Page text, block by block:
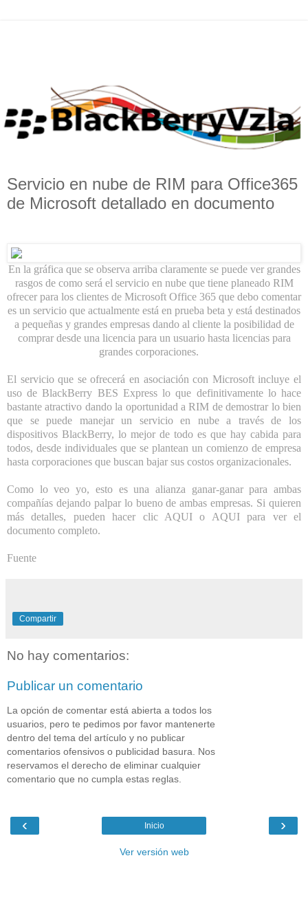
Servicio en nube de RIM para Office365
de Microsoft detallado en documento
En la gráfica que se observa arriba claramente se puede ver grandes
rasgos de como será el servicio en nube que tiene planeado RIM
ofrecer para los clientes de Microsoft Office 365 que debo comentar
es un servicio que actualmente está en prueba beta y está destinados
a pequeñas y grandes empresas dando al cliente la posibilidad de
comprar desde una licencia para un usuario hasta licencias para
grandes corporaciones.
El servicio que se ofrecerá en asociación con Microsoft incluye el
uso de BlackBerry BES Express lo que definitivamente lo hace
bastante atractivo dando la oportunidad a RIM de demostrar lo bien
que se puede manejar un servicio en nube a través de los
dispositivos BlackBerry, lo mejor de todo es que hay cabida para
todos, desde individuales que se plantean un comienzo de empresa
hasta corporaciones que buscan bajar sus costos organizacionales.
Como lo veo yo, esto es una alianza ganar-ganar para ambas
compañías dejando palpar lo bueno de ambas empresas. Si quieren
más detalles, pueden hacer clic AQUI o AQUIpara ver el
documento completo.
Fuente
Compartir
No hay comentarios:
Publicar un comentario
La opción de comentar está abierta a todos los
usuarios, pero te pedimos por favor mantenerte
dentro del tema del artículo y no publicar
comentarios ofensivos o publicidad basura. Nos
reservamos el derecho de eliminar cualquier
comentario que no cumpla estas reglas.
‹ ›
Inicio
Ver versión web